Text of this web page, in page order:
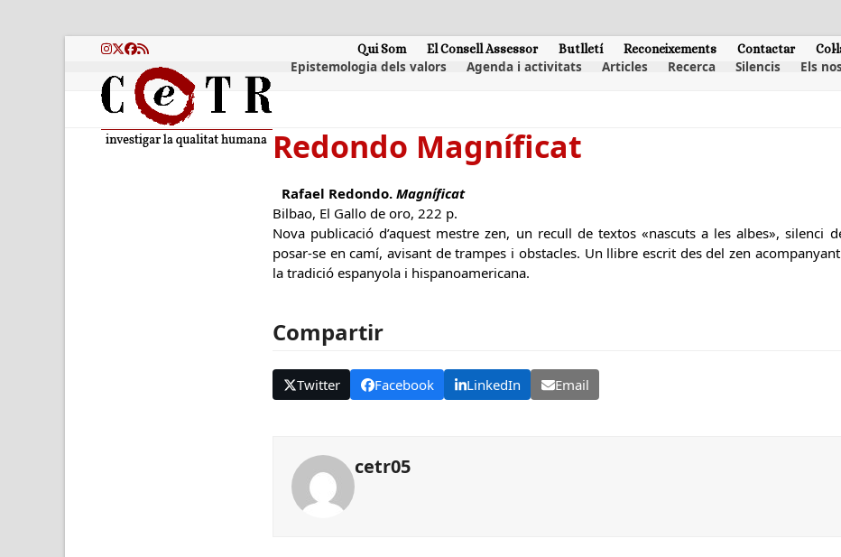
Instagram
Twitter
Facebook
RSS Qui Som El Consell Assessor Butlletí Reconeixements Contactar
Epistemologia dels valors Agenda i activitats Articles Recerca Silencis Els
Redondo Magníficat
Rafael Redondo. Magníficat
Bilbao, El Gallo de oro, 222 p.
Nova publicació d’aquest mestre zen, un recull de textos «nascuts a les albes», silenci
posar-se en camí, avisant de trampes i obstacles. Un llibre escrit des del zen
la tradició espanyola i hispanoamericana.
Compartir
Twitter Facebook LinkedIn Email
cetr05